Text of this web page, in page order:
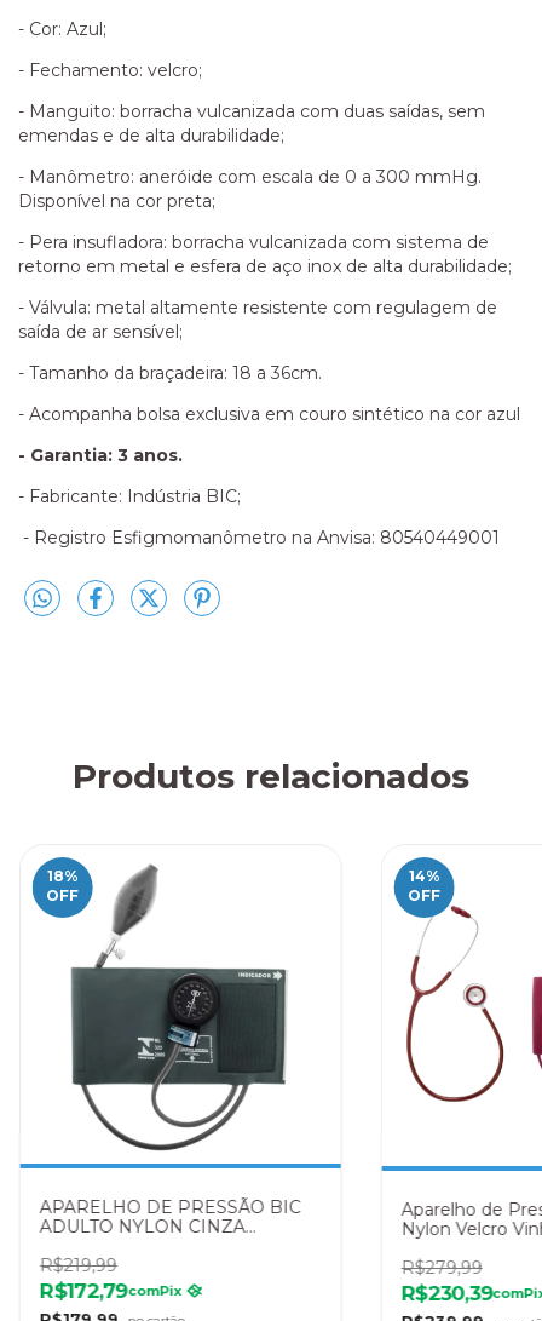
- Cor: Azul;
- Fechamento: velcro;
- Manguito: borracha vulcanizada com duas saídas, sem
emendas e de alta durabilidade;
- Manômetro: aneróide com escala de 0 a 300 mmHg.
Disponível na cor preta;
- Pera insufladora: borracha vulcanizada com sistema de
retorno em metal e esfera de aço inox de alta durabilidade;
- Válvula: metal altamente resistente com regulagem de
saída de ar sensível;
- Tamanho da braçadeira: 18 a 36cm.
- Acompanha bolsa exclusiva em couro sintético na cor azul
- Garantia: 3 anos.
- Fabricante: Indústria BIC;
- Registro Esfigmomanômetro na Anvisa: 80540449001
Produtos relacionados
18%
OFF
APARELHO DE PRESSÃO BIC
ADULTO NYLON CINZA
R$219,99
R$172,79comPix
14%
OFF
Aparelho de
Nylon Velcro
R$279,99
R$230,39com